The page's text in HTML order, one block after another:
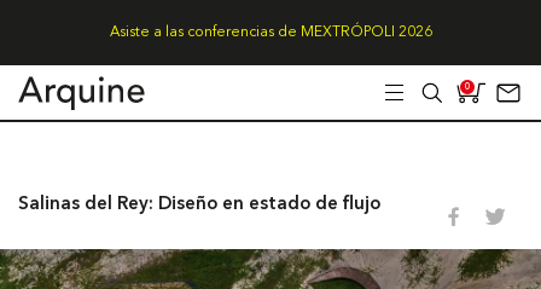
Asiste a las conferencias de MEXTRÓPOLI 2026
0
Salinas del Rey: Diseño en estado de flujo